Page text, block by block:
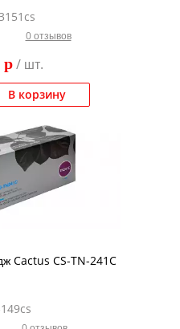
0 отзывов
p/ шт.
В корзину
Cactus CS-TN-241C